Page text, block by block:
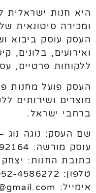
היא חנות ישראלית
ומכירה סיטונאית
העסק עוסק ביבוא
ואירועים, בלונים,
ללקוחות פרטיים,
העסק פועל מחנות
מוצרים ושירותים
ברחבי ישראל.
שם העסק: נוגה נוג
עוסק מורשה: 312192164
כתובת החנות: יצחק נפחא
טלפון: 052-4586272
אימייל: 3noganog@gmail.com